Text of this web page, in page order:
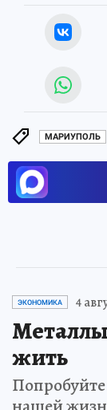
МАРИУПОЛЬ
ЭКОНОМИКА 4
жить